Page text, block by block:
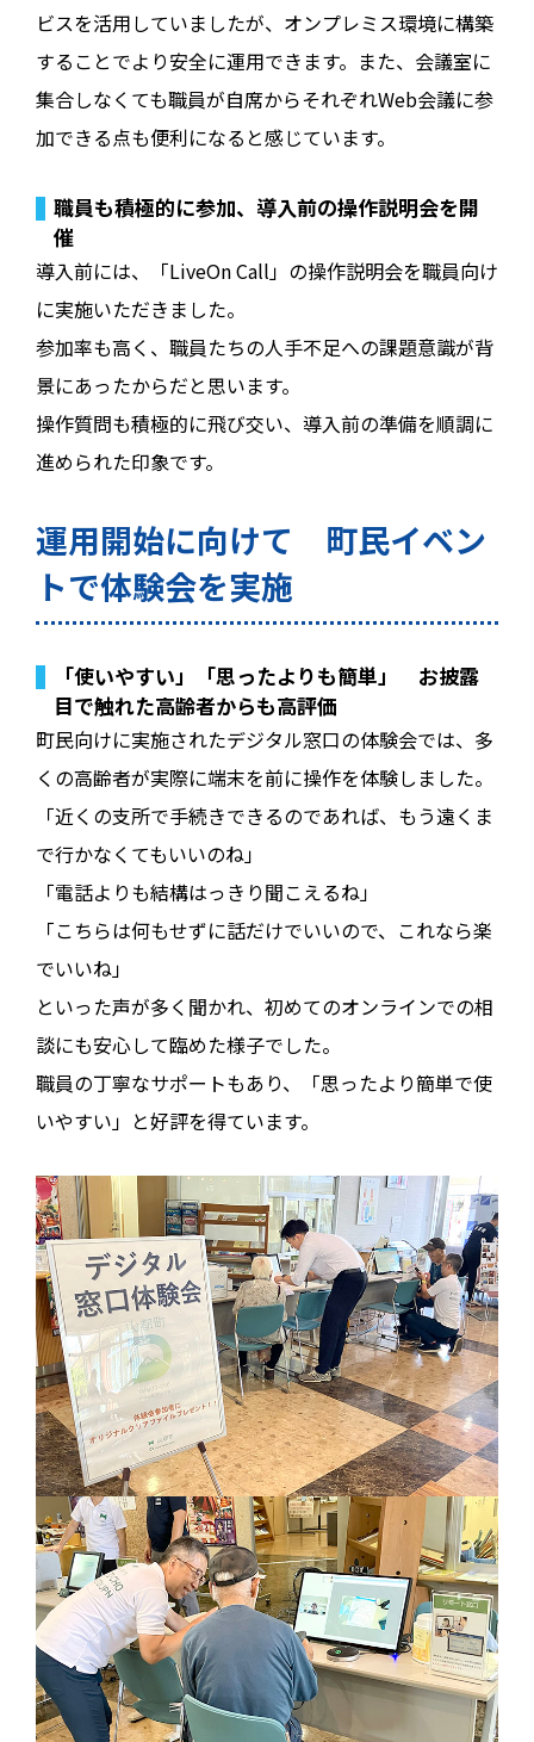
ビスを活用していましたが、オンプレミス環境に構築
することでより安全に運用できます。また、会議室に
集合しなくても職員が自席からそれぞれWeb会議に参
加できる点も便利になると感じています。
職員も積極的に参加、導入前の操作説明会を開
催
導入前には、「LiveOn Call」の操作説明会を職員向け
に実施いただきました。
参加率も高く、職員たちの人手不足への課題意識が背
景にあったからだと思います。
操作質問も積極的に飛び交い、導入前の準備を順調に
進められた印象です。
運用開始に向けて 町民イベン
トで体験会を実施
「使いやすい」「思ったよりも簡単」 お披露
目で触れた高齢者からも高評価
町民向けに実施されたデジタル窓口の体験会では、多
くの高齢者が実際に端末を前に操作を体験しました。
「近くの支所で手続きできるのであれば、もう遠くま
で行かなくてもいいのね」
「電話よりも結構はっきり聞こえるね」
「こちらは何もせずに話だけでいいので、これなら楽
でいいね」
といった声が多く聞かれ、初めてのオンラインでの相
談にも安心して臨めた様子でした。
職員の丁寧なサポートもあり、「思ったより簡単で使
いやすい」と好評を得ています。